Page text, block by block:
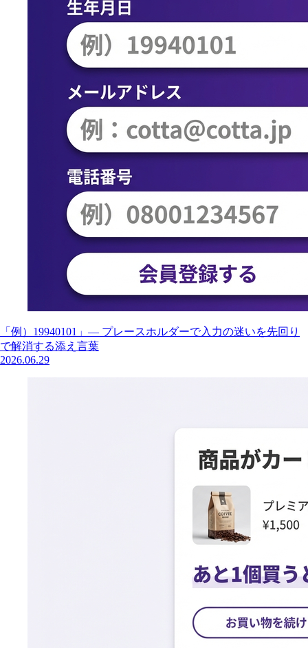
「例）19940101」— プレースホルダーで入力の迷いを先回り
で解消する添え言葉
2026.06.29